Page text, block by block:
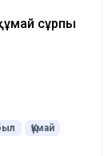
сұрпы
Құмай